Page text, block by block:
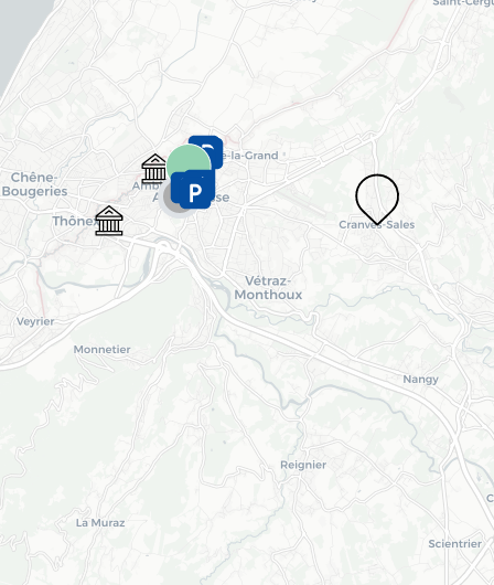
Chargement en cours...